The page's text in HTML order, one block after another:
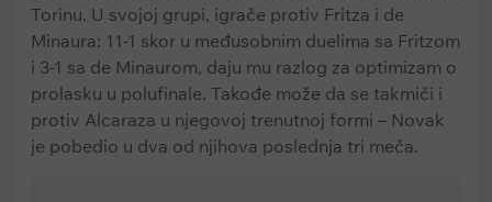
Torinu. U svojoj grupi, igrače protiv Fritza i de
Minaura: 11-1 skor u međusobnim duelima sa Fritzom
i 3-1 sa de Minaurom, daju mu razlog za optimizam o
prolasku u polufinale. Takođe može da se takmiči i
protiv Alcaraza u njegovoj trenutnoj formi – Novak
je pobedio u dva od njihova poslednja tri meča.